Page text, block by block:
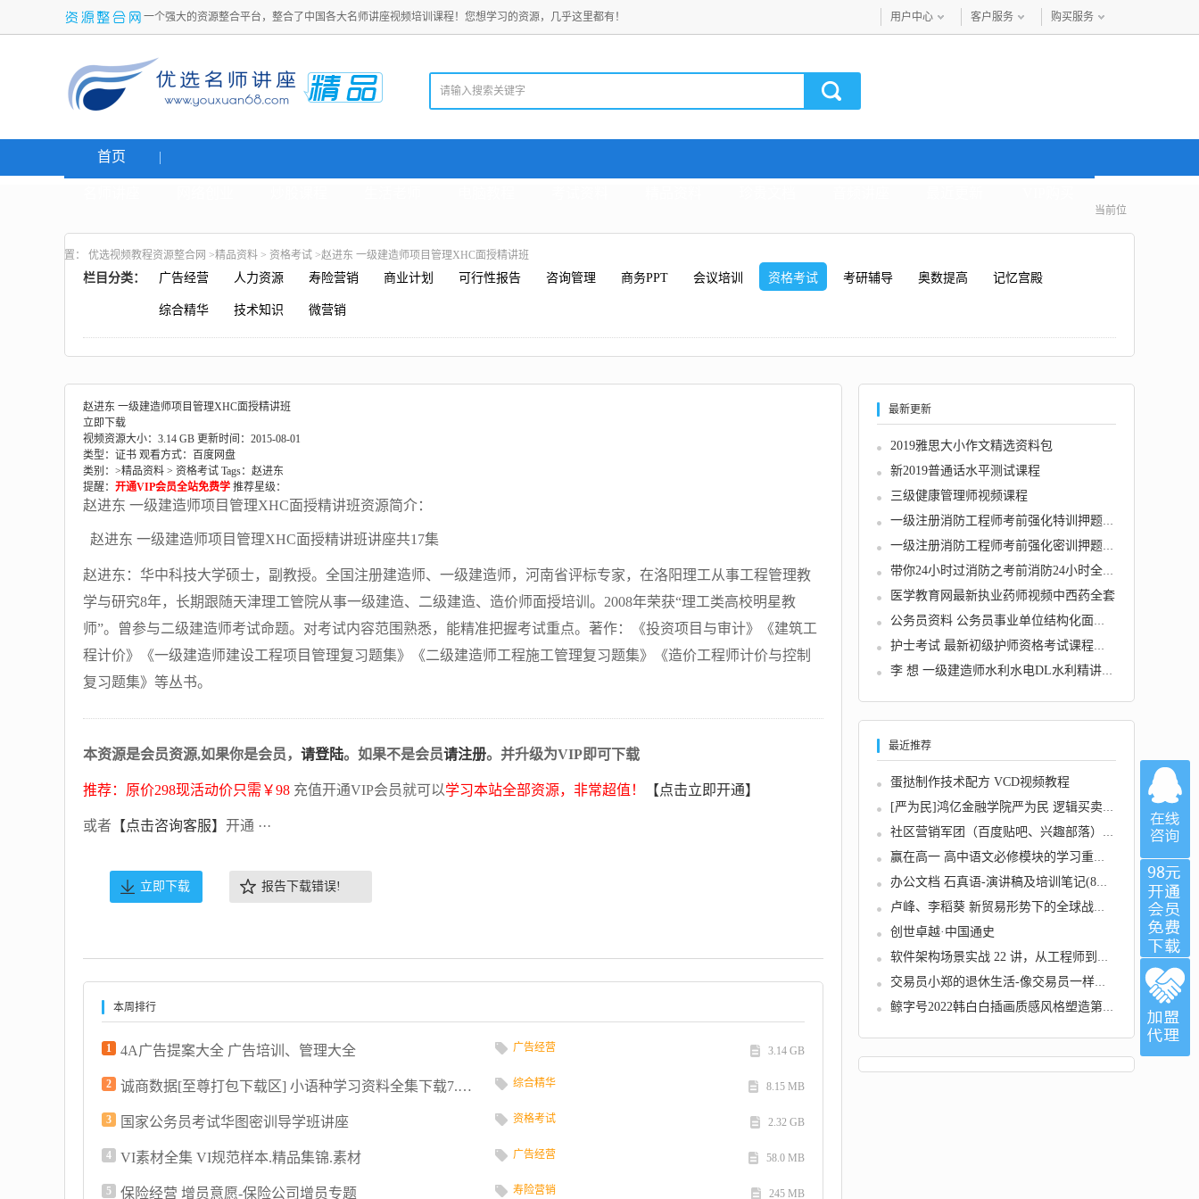
一个强大的资源整合平台，整合了中国各大名师讲座视频培训课程！您想学习的资源，几乎这里都有！ 用户中心 客户服务 购买服务
首页
当前位
置： 优选视频教程资源整合网 >精品资料 > 资格考试 >赵进东 一级建造师项目管理XHC面授精讲班
栏目分类： 广告经营 人力资源 寿险营销 商业计划 可行性报告 咨询管理 商务PPT 会议培训 资格考试 考研辅导 奥数提高 记忆宫殿
综合精华 技术知识 微营销
赵进东 一级建造师项目管理XHC面授精讲班
立即下载
视频资源大小：3.14 GB 更新时间：2015-08-01
类型：证书 观看方式：百度网盘
类别：>精品资料 > 资格考试 Tags： 赵进东
提醒： 开通VIP会员全站免费学 推荐星级：
赵进东 一级建造师项目管理XHC面授精讲班资源简介：
赵进东 一级建造师项目管理XHC面授精讲班讲座共17集
赵进东：华中科技大学硕士，副教授。全国注册建造师、一级建造师，河南省评标专家，在洛阳理工从事工程管理教
学与研究8年，长期跟随天津理工管院从事一级建造、二级建造、造价师面授培训。2008年荣获“理工类高校明星教
师”。曾参与二级建造师考试命题。对考试内容范围熟悉，能精准把握考试重点。著作：《投资项目与审计》《建筑工
程计价》《一级建造师建设工程项目管理复习题集》《二级建造师工程施工管理复习题集》《造价工程师计价与控制
复习题集》等丛书。
本资源是会员资源,如果你是会员， 请登陆。如果不是会员请注册。并升级为VIP即可下载
推荐：原价298现活动价只需￥98 充值开通VIP会员就可以学习本站全部资源，非常超值！ 【点击立即开通】
或者 【点击咨询客服】 开通 ···
立即下载 报告下载错误!
本周排行
1 4A广告提案大全 广告培训、管理大全 3.14 GB
广告经营
2 诚商数据[至尊打包下载区] 小语种学习资料全集下载7.88 ... 8.15 MB
综合精华
3 国家公务员考试华图密训导学班讲座 2.32 GB
资格考试
4 VI素材全集 VI规范样本.精品集锦.素材 58.0 MB
广告经营
5 保险经营 增员意愿-保险公司增员专题 245 MB
寿险营销
最新更新
2019雅思大小作文精选资料包
新2019普通话水平测试课程
三级健康管理师视频课程
一级注册消防工程师考前强化特训押题班全套讲...
一级注册消防工程师考前强化密训押题班全套
带你24小时过消防之考前消防24小时全攻略
医学教育网最新执业药师视频中西药全套
公务员资料 公务员事业单位结构化面试教程资料...
护士考试 最新初级护师资格考试课程全套下载
李 想 一级建造师水利水电DL水利精讲班最新25...
最近推荐
蛋挞制作技术配方 VCD视频教程
[严为民]鸿亿金融学院严为民 逻辑买卖4期视频...
社区营销军团（百度贴吧、兴趣部落）日吸几千...
赢在高一 高中语文必修模块的学习重点（视频+...
办公文档 石真语-演讲稿及培训笔记(8份).
卢峰、李稻葵 新贸易形势下的全球战略展望
创世卓越·中国通史
软件架构场景实战 22 讲，从工程师到架构师必...
交易员小郑的退休生活-像交易员一样思考
鲸字号2022韩白白插画质感风格塑造第5期【画质...